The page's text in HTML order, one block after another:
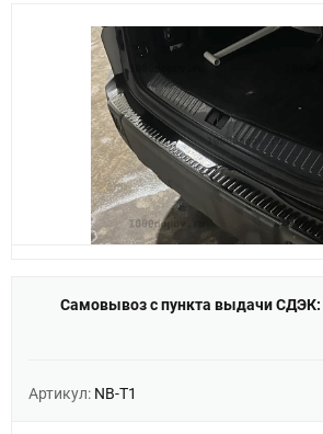
Самовывоз с пункта выдачи СДЭК:
Артикул: NB-T1